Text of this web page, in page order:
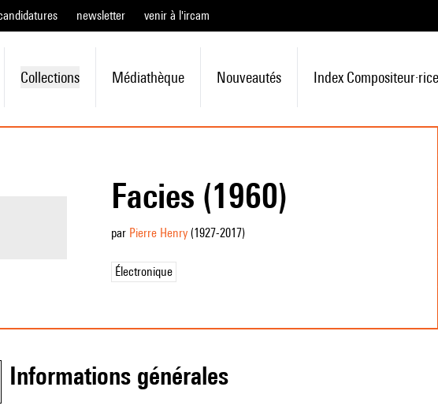
newsletter venir à l'ircam
Collections Médiathèque Nouveautés Index Compositeur·rice
Facies (1960)
par Pierre Henry(1927-2017)
Électronique
informations générales